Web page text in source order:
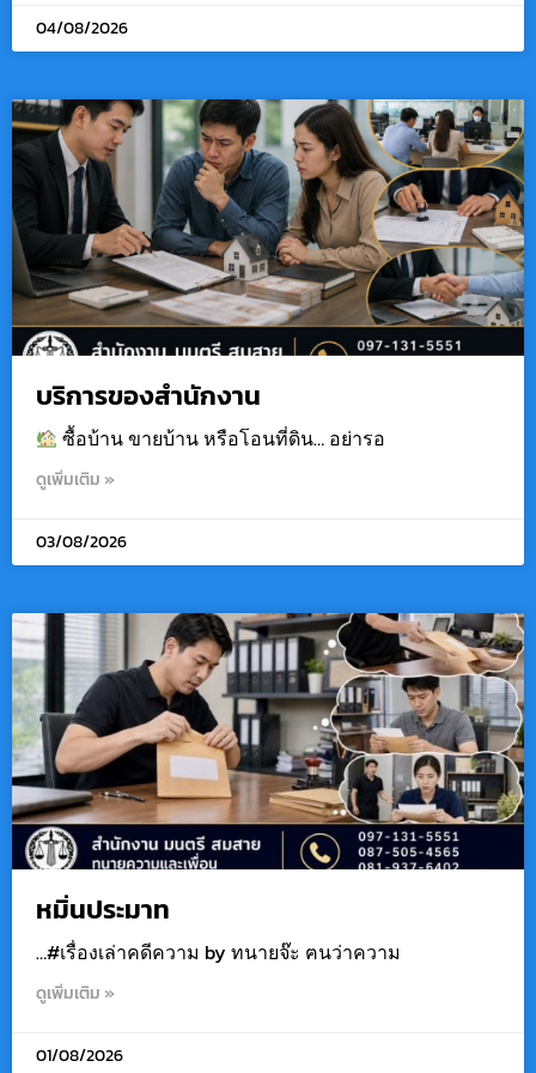
04/08/2026
บริการของสำนักงาน
ซื้อบ้าน ขายบ้าน หรือโอนที่ดิน… อย่ารอ
ดูเพิ่มเติม »
03/08/2026
หมิ่นประมาท
…#เรื่องเล่าคดีความ by ทนายจ๊ะ ฅนว่าความ
ดูเพิ่มเติม »
01/08/2026